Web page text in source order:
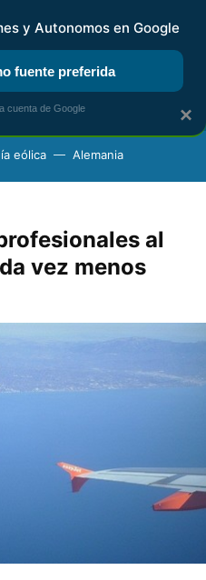
KIT DIGITAL RENTA
eólica Alemania
al
vez menos
×
y Autonomos en Google
fuente preferida
cuenta de Google